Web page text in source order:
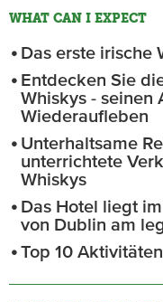
WHAT CAN I EXPECT
Das erste irische
Entdecken Sie
Whiskys - seinen
Wiederaufleben
Unterhaltsame
unterrichtete
Whiskys
Das Hotel liegt
von Dublin am
Top 10